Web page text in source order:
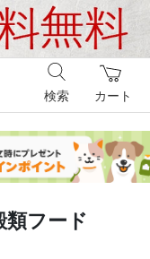
カート
検索
類フード